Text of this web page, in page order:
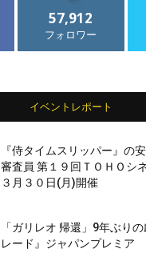
57,912
フォロワー
イベントレポート
『侍タイムスリッパー』の
審査員 第１９回ＴＯＨＯシ
３月３０日(月)開催
「ガリレオ 帰還」9年ぶり
レード』ジャパンプレミア